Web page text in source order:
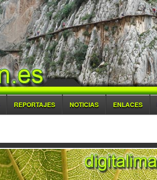
REPORTAJES NOTICIAS ENLACES